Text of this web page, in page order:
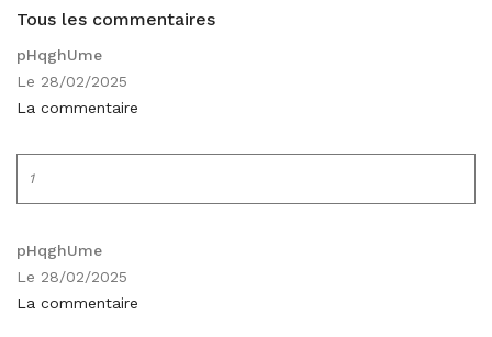
Tous les commentaires
pHqghUme
Le 28/02/2025
La commentaire
1
pHqghUme
Le 28/02/2025
La commentaire